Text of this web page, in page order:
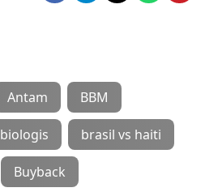
Antam BBM
biologis brasil vs haiti
Buyback